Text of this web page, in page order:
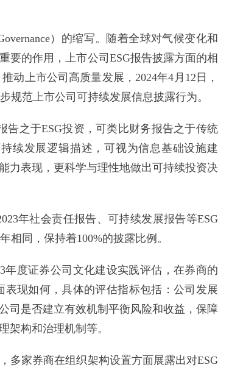
）的缩写。随着全球对气候变化和
要的作用，上市公司ESG报告披露方面的相
动上市公司高质量发展，2024年4月12日，
规范上市公司可持续发展信息披露行为。
之于ESG投资，可类比财务报告之于传统
续发展逻辑描述，可视为信息基础设施建
力表现，更科学与理性地做出可持续投资决
年社会责任报告、可持续发展报告等ESG
相同，保持着100%的披露比例。
度证券公司文化建设实践评估，在券商的
现如何，具体的评估指标包括：公司发展
司是否建立有效机制平衡风险和收益，保障
架构和治理机制等。
家券商在组织架构设置方面展露出对ESG